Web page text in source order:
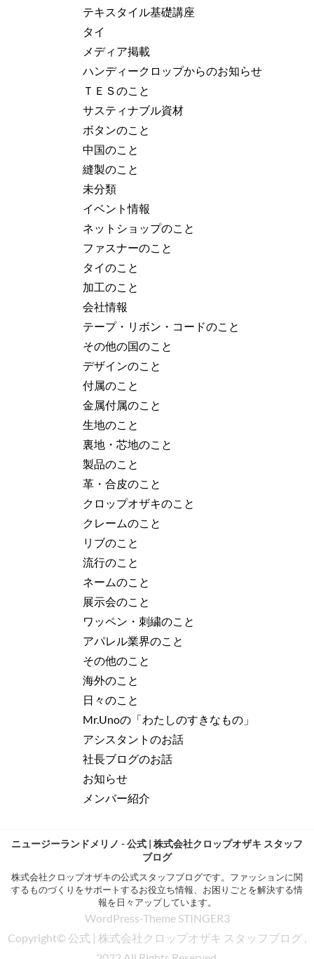
テキスタイル基礎講座
タイ
メディア掲載
ハンディークロップからのお知らせ
ＴＥＳのこと
サスティナブル資材
ボタンのこと
中国のこと
縫製のこと
未分類
イベント情報
ネットショップのこと
ファスナーのこと
タイのこと
加工のこと
会社情報
テープ・リボン・コードのこと
その他の国のこと
デザインのこと
付属のこと
金属付属のこと
生地のこと
裏地・芯地のこと
製品のこと
革・合皮のこと
クロップオザキのこと
クレームのこと
リブのこと
流行のこと
ネームのこと
展示会のこと
ワッペン・刺繍のこと
アパレル業界のこと
その他のこと
海外のこと
日々のこと
Mr.Unoの「わたしのすきなもの」
アシスタントのお話
社長ブログのお話
お知らせ
メンバー紹介
ニュージーランドメリノ - 公式 | 株式会社クロップオザキ スタッフ
ブログ
株式会社クロップオザキの公式スタッフブログです。ファッションに関
するものづくりをサポートするお役立ち情報、お困りごとを解決する情
報を日々アップしています。
WordPress-Theme STINGER3
Copyright© 公式 | 株式会社クロップオザキ スタッフブログ ,